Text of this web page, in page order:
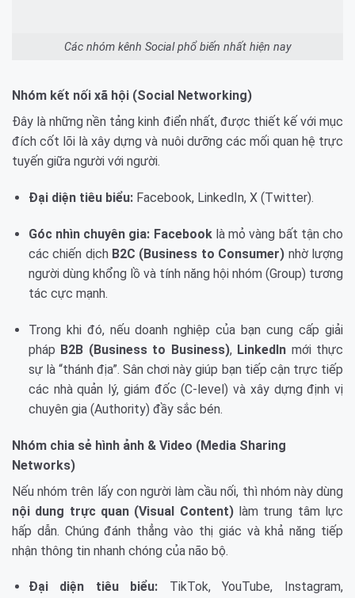
Các nhóm kênh Social phổ biến nhất hiện nay
Nhóm kết nối xã hội (Social Networking)
Đây là những nền tảng kinh điển nhất, được thiết kế với mục
đích cốt lõi là xây dựng và nuôi dưỡng các mối quan hệ trực
tuyến giữa người với người.
Đại diện tiêu biểu:Facebook, LinkedIn, X (Twitter).
Góc nhìn chuyên gia: Facebooklà mỏ vàng bất tận cho
các chiến dịch B2C (Business to Consumer) nhờ lượng
người dùng khổng lồ và tính năng hội nhóm (Group) tương
tác cực mạnh.
Trong khi đó, nếu doanh nghiệp của bạn cung cấp giải
pháp B2B (Business to Business), LinkedIn mới thực
sự là “thánh địa”. Sân chơi này giúp bạn tiếp cận trực tiếp
các nhà quản lý, giám đốc (C-level) và xây dựng định vị
chuyên gia (Authority) đầy sắc bén.
Nhóm chia sẻ hình ảnh & Video (Media Sharing
Networks)
Nếu nhóm trên lấy con người làm cầu nối, thì nhóm này dùng
nội dung trực quan (Visual Content)làm trung tâm lực
hấp dẫn. Chúng đánh thẳng vào thị giác và khả năng tiếp
nhận thông tin nhanh chóng của não bộ.
Đại diện tiêu biểu: TikTok, YouTube, Instagram,